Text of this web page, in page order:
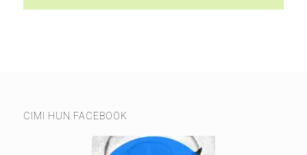
CIMI HUN FACEBOOK